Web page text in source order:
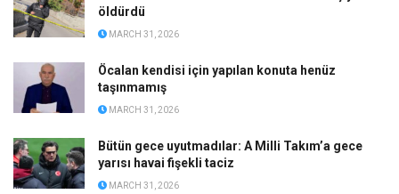
öldürdü
MARCH 31, 2026
Öcalan kendisi için yapılan konuta henüz
taşınmamış
MARCH 31, 2026
Bütün gece uyutmadılar: A Milli Takım’a gece
yarısı havai fişekli taciz
MARCH 31, 2026